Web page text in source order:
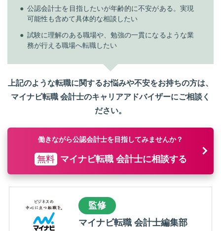
公認会計士を目指したいが年齢的に不安がある。実現
可能性も含めて具体的な相談したい
試験に理解のある職場や、勉強の一貫になるような業
務が行える職場へ転職したい
上記のような転職に関するお悩みや不安をお持ちの方は、
マイナビ転職 会計士のキャリアアドバイザーにご相談く
ださい。
働きながら公認会計士を目指してみませんか？
無料 マイナビ転職 会計士に相談する
監修
マイナビ転職 会計士編集部